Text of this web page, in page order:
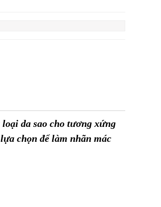
da sao cho tương xứng
chọn để làm nhãn mác